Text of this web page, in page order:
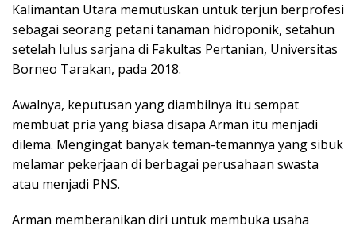
Kalimantan Utara memutuskan untuk terjun berprofesi
sebagai seorang petani tanaman hidroponik, setahun
setelah lulus sarjana di Fakultas Pertanian, Universitas
Borneo Tarakan, pada 2018.
Awalnya, keputusan yang diambilnya itu sempat
membuat pria yang biasa disapa Arman itu menjadi
dilema. Mengingat banyak teman-temannya yang sibuk
melamar pekerjaan di berbagai perusahaan swasta
atau menjadi PNS.
Arman memberanikan diri untuk membuka usaha